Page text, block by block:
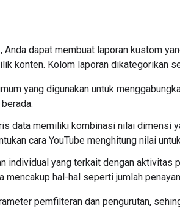
Anda dapat membuat laporan kustom
konten. Kolom laporan dikategorikan
yang digunakan untuk
data memiliki kombinasi nilai dimensi
cara YouTube menghitung nilai
individual yang terkait dengan aktivitas
mencakup hal-hal seperti jumlah
pemfilteran dan pengurutan,